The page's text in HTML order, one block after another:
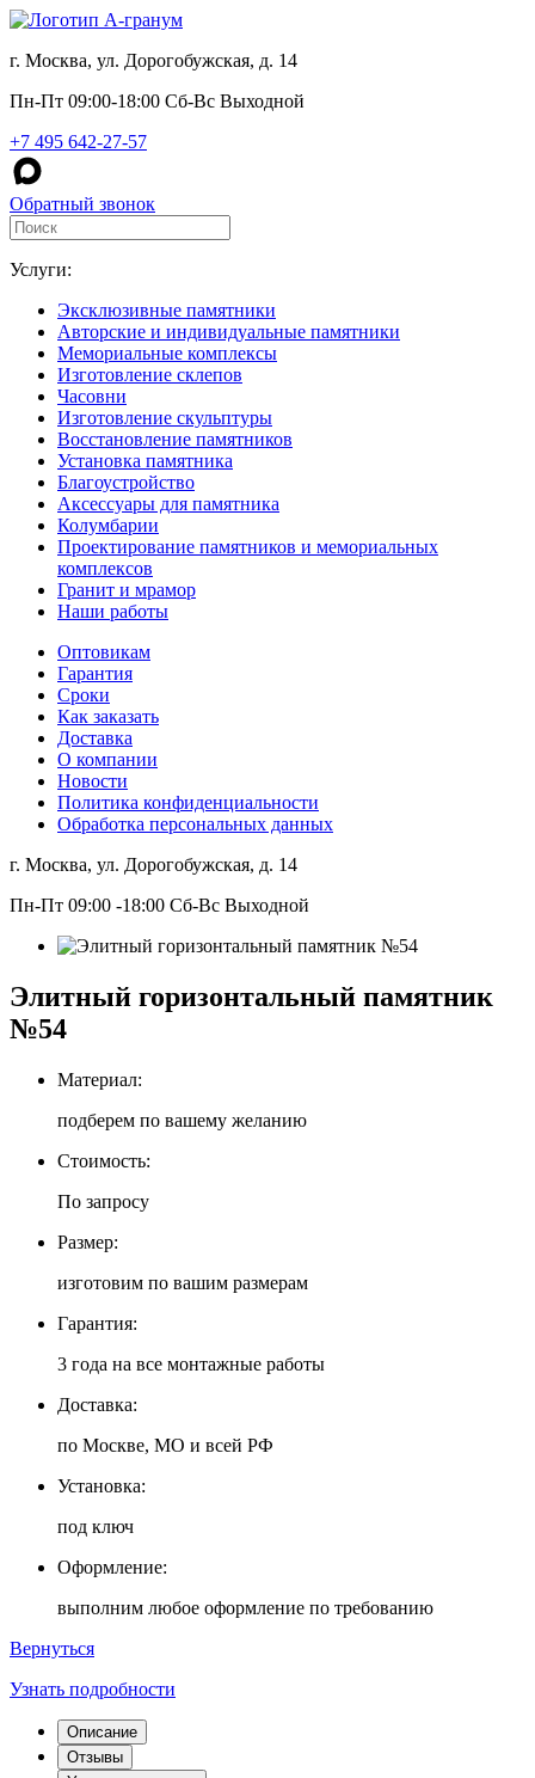
г. Москва, ул. Дорогобужская, д. 14
Пн-Пт 09:00-18:00 Сб-Вс Выходной
+7 495 642-27-57
Обратный звонок
Услуги:
Эксклюзивные памятники
Авторские и индивидуальные памятники
Мемориальные комплексы
Изготовление склепов
Часовни
Изготовление скульптуры
Восстановление памятников
Установка памятника
Благоустройство
Аксессуары для памятника
Колумбарии
Проектирование памятников и мемориальных
комплексов
Гранит и мрамор
Наши работы
Оптовикам
Гарантия
Сроки
Как заказать
Доставка
О компании
Новости
Политика конфиденциальности
Обработка персональных данных
г. Москва, ул. Дорогобужская, д. 14
Пн-Пт 09:00 -18:00 Сб-Вс Выходной
Элитный горизонтальный памятник
№54
Материал:
подберем по вашему желанию
Стоимость:
По запросу
Размер:
изготовим по вашим размерам
Гарантия:
3 года на все монтажные работы
Доставка:
по Москве, МО и всей РФ
Установка:
под ключ
Оформление:
выполним любое оформление по требованию
Вернуться
Узнать подробности
Описание
Отзывы